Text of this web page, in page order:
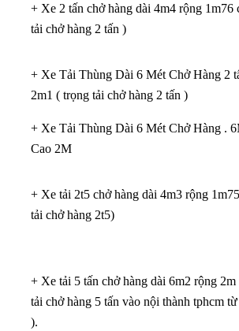
+ Xe 2 tấn chở hàng dài 4m4 rộng 1m76
tải chở hàng 2 tấn )
+ Xe Tải Thùng Dài 6 Mét Chở Hàng 2
2m1 ( trọng tải chở hàng 2 tấn )
+ Xe Tải Thùng Dài 6 Mét Chở Hàng .
Cao 2M
+ Xe tải 2t5 chở hàng dài 4m3 rộng
tải chở hàng 2t5)
+ Xe tải 5 tấn chở hàng dài 6m2 rộng
tải chở hàng 5 tấn vào nội thành tphcm
).